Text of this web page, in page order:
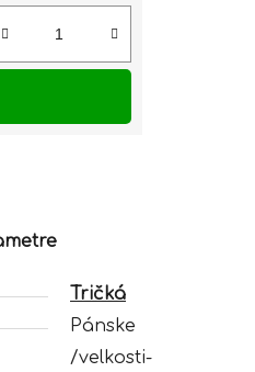
Tričká
Pánske
/velkosti-